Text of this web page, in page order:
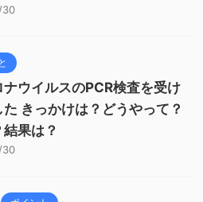
30
ナウイルスのPCR検査を受け
きっかけは？どうやって？
果は？
30